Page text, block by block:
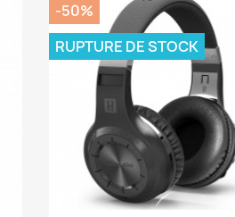
-50%
RUPTURE DE STOCK